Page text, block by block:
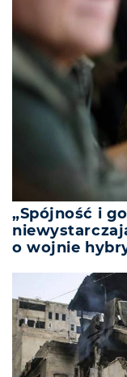
„Spójność i
o wojnie